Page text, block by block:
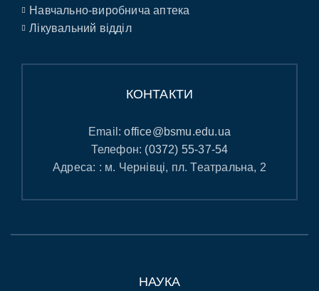
Навчально-виробнича аптека
Лікувальний відділ
КОНТАКТИ
Email:office@bsmu.edu.ua
Телефон: (0372) 55-37-54
Адреса: : м. Чернівці, пл. Театральна, 2
НАУКА